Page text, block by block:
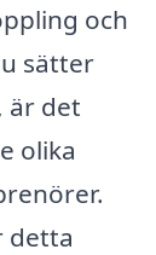
och
sätter
är det
olika
detta